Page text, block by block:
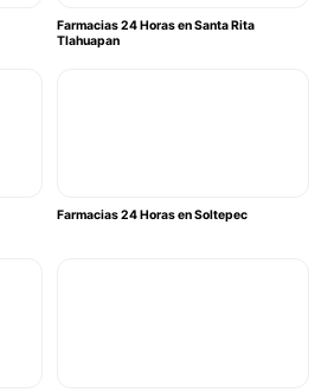
Farmacias 24 Horas en Santa Rita
Tlahuapan
Farmacias 24 Horas en Soltepec